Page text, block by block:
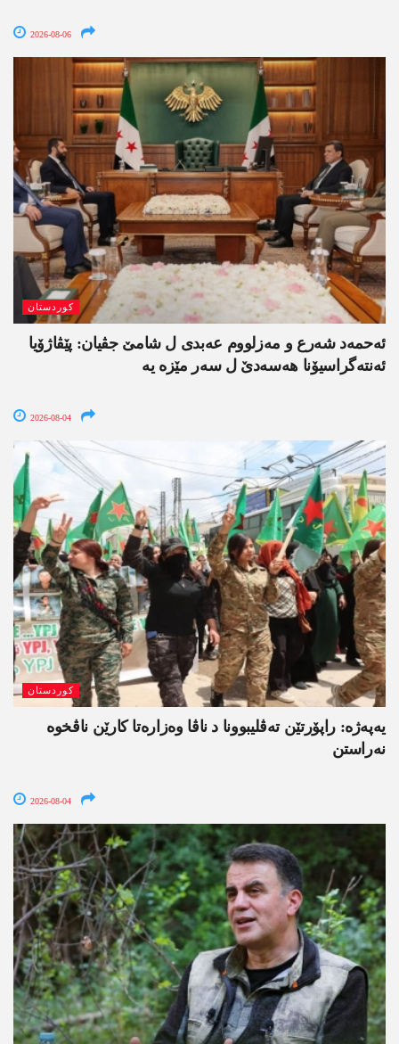
2026-08-06
کوردستان
ئەحمەد شەرع و مەزلووم عەبدی ل شامێ جڤیان: پێڤاژۆیا
ئەنتەگراسیۆنا ھەسەدێ ل سەر مێزە یە
2026-08-04
کوردستان
یەپەژە: راپۆرتێن تەڤلیبوونا د ناڤا وەزارەتا کارێن ناڤخوە
نەراستن
2026-08-04